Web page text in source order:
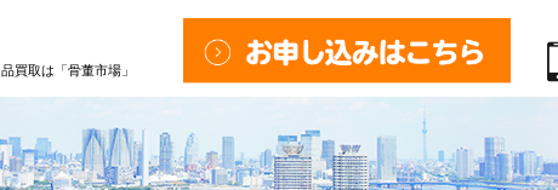
買取は「骨董市場」